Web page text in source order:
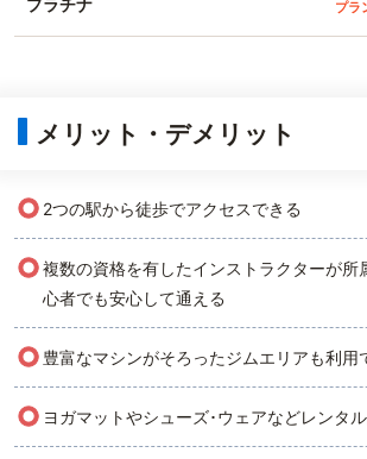
プラチナ プラ
メリット・デメリット
○ 2つの駅から徒歩でアクセスできる
○複数の資格を有したインストラクターが所
心者でも安心して通える
○ 豊富なマシンがそろったジムエリアも利用
○ ヨガマットやシューズ･ウェアなどレンタ